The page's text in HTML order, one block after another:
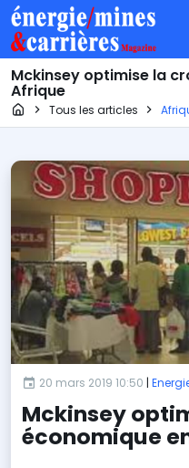
Mckinsey optimise la
Afrique
Page d'accueil
Tous les articles
20 mars 2019 10:50 |
Mckinsey
économique